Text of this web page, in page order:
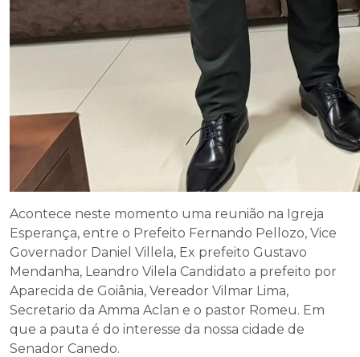
Acontece neste momento uma reunião na Igreja
Esperança, entre o Prefeito Fernando Pellozo, Vice
Governador Daniel Villela, Ex prefeito Gustavo
Mendanha, Leandro Vilela Candidato a prefeito por
Aparecida de Goiânia, Vereador Vilmar Lima,
Secretario da Amma Aclan e o pastor Romeu. Em
que a pauta é do interesse da nossa cidade de
Senador Canedo.